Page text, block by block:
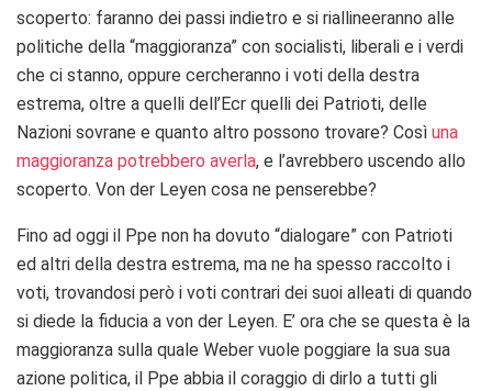
scoperto: faranno dei passi indietro e si riallineeranno alle
politiche della “maggioranza” con socialisti, liberali e i verdi
che ci stanno, oppure cercheranno i voti della destra
estrema, oltre a quelli dell’Ecr quelli dei Patrioti, delle
Nazioni sovrane e quanto altro possono trovare? Così una
maggioranza potrebbero averla, e l’avrebbero uscendo allo
scoperto. Von der Leyen cosa ne penserebbe?
Fino ad oggi il Ppe non ha dovuto “dialogare” con Patrioti
ed altri della destra estrema, ma ne ha spesso raccolto i
voti, trovandosi però i voti contrari dei suoi alleati di quando
si diede la fiducia a von der Leyen. E’ ora che se questa è la
maggioranza sulla quale Weber vuole poggiare la sua sua
azione politica, il Ppe abbia il coraggio di dirlo a tutti gli